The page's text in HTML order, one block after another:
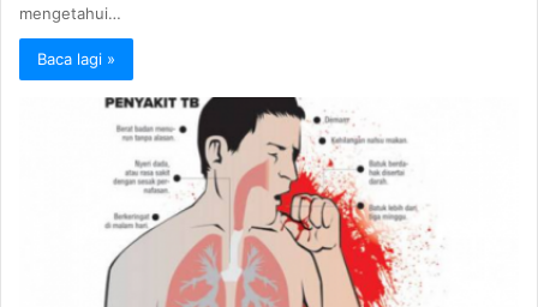
mengetahui…
Baca lagi »